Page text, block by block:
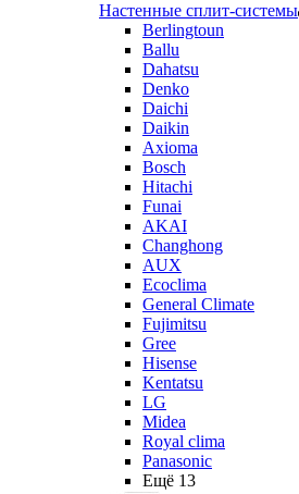
Настенные сплит-системы
Berlingtoun
Ballu
Dahatsu
Denko
Daichi
Daikin
Axioma
Bosch
Hitachi
Funai
AKAI
Changhong
AUX
Ecoclima
General Climate
Fujimitsu
Gree
Hisense
Kentatsu
LG
Midea
Royal clima
Panasonic
Ещё 13